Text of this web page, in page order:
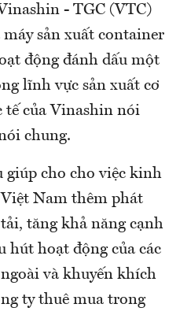
- TGC (VTC)
sản xuất container
động đánh dấu một
lĩnh vực sản xuất cơ
tế của Vinashin nói
chung.
giúp cho cho việc kinh
Nam thêm phát
tăng khả năng cạnh
hút hoạt động của các
và khuyến khích
ty thuê mua trong